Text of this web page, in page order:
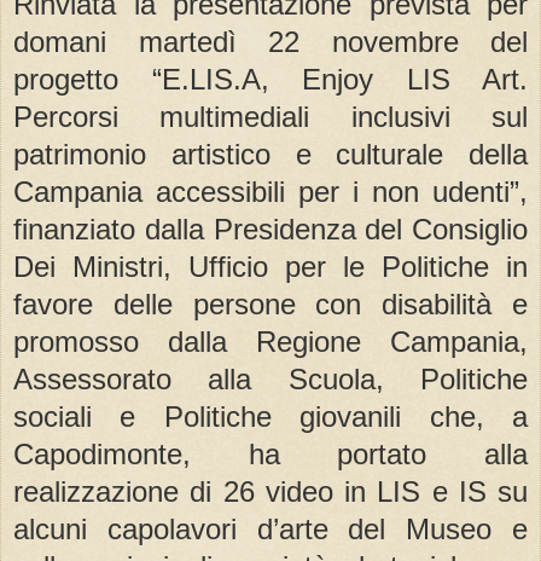
domani martedì 22 novembre del
progetto “E.LIS.A, Enjoy LIS Art.
Percorsi multimediali inclusivi sul
patrimonio artistico e culturale della
Campania accessibili per i non udenti”,
finanziato dalla Presidenza del Consiglio
Dei Ministri, Ufficio per le Politiche in
favore delle persone con disabilità e
promosso dalla Regione Campania,
Assessorato alla Scuola, Politiche
sociali e Politiche giovanili che, a
Capodimonte, ha portato alla
realizzazione di 26 video in LIS e IS su
alcuni capolavori d’arte del Museo e